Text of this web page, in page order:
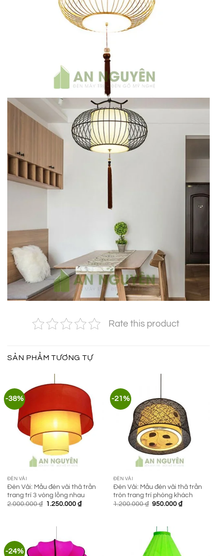
Rate this product
SẢN PHẨM TƯƠNG TỰ
-38%
ĐÈN VẢI
Đèn Vải: Mẫu đèn vải thả trần
trang trí 3 vòng lồng nhau
2.000.000₫ Giá
1.250.000 ₫Giá
-21%
ĐÈN VẢI
Đèn Vải: Mẫu đèn vải thả trần
tròn trang trí phòng khách
1.200.000₫ Giá
950.000 ₫Giá
-24%